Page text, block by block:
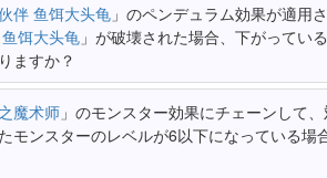
伴 鱼饵大头龟 」のペンデュラム効果が適用
饵大头龟 」が破壊された場合、下がってい
ますか？
魔术师 」のモンスター効果にチェーンして
モンスターのレベルが6以下になっている場